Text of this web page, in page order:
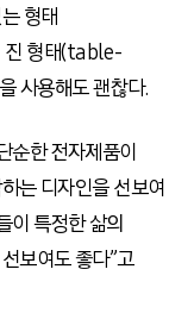
형태
진 형태(table-
사용해도 괜찮다.
순한 전자제품이
는 디자인을 선보여
이 특정한 삶의
보여도 좋다”고